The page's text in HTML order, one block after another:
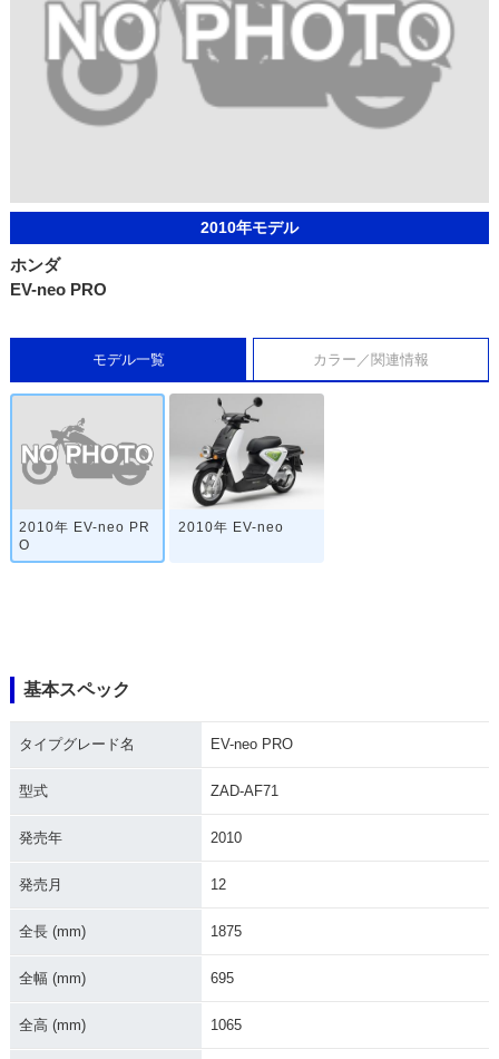
2010年モデル
ホンダ
EV-neo PRO
モデル一覧 カラー／関連情報
2010年 EV-neo PR
O
2010年 EV-neo
基本スペック
タイプグレード名 EV-neo PRO
型式 ZAD-AF71
発売年 2010
発売月 12
全長 (mm) 1875
全幅 (mm) 695
全高 (mm) 1065